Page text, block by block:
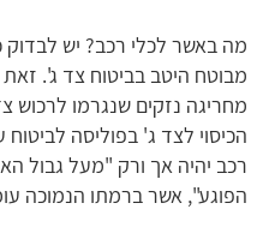
מה באשר לכלי רכב? יש
מבוטח היטב בביטוח צד ג'.
מחריגה נזקים שנגרמו לרכוש
הכיסוי לצד ג' בפוליסה
רכב יהיה אך ורק "מעל גבול
הפוגע", אשר ברמתו הנמוכה עומד בד"כ